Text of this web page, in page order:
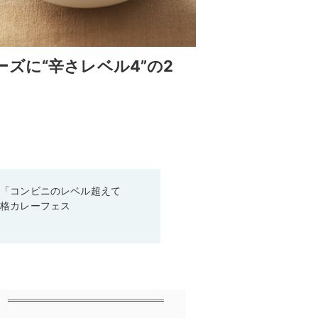
ズに“辛さレベル4”の2
コンビニのレベル超えて
カレーフェス